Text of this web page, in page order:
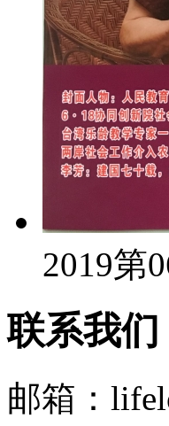
2019第
联系我们
邮箱：